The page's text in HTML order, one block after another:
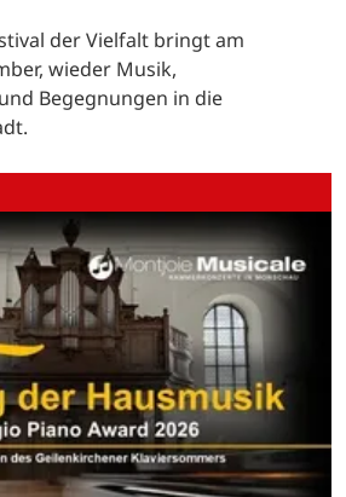
der Vielfalt bringt am
wieder Musik,
Begegnungen in die